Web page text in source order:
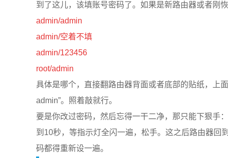
到了这儿，该填账号密码了。如果是新路由器或者刚
admin/admin
admin/空着不填
admin/123456
root/admin
具体是哪个，直接翻路由器背面或者底部的贴纸，上
admin”。照着敲就行。
要是你改过密码，然后忘得一干二净，那只能下狠手
到10秒，等指示灯全闪一遍，松手。这之后路由器回
码都得重新设一遍。